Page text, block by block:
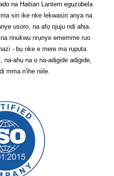
na Haitian Lantern eguzobela
siri ike nke lekwasịrị anya na
usoro, na afọ ojuju ndị ahịa.
nnukwu nrụnye ememme ruo
- bụ nke e mere ma rụpụta
ahụ na ọ na-adịgide adịgide,
mma n'ihe niile.